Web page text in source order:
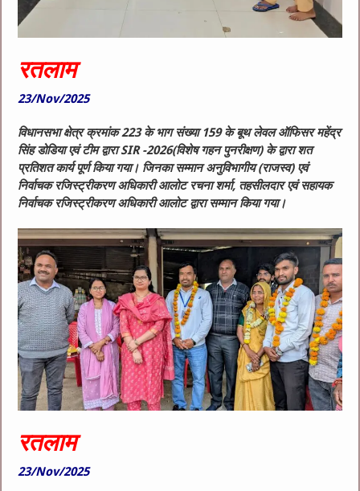
रतलाम
23/Nov/2025
विधानसभा क्षेत्र क्रमांक 223 के भाग संख्या 159 के बूथ लेवल ऑफिसर महेंद्र
सिंह डोडिया एवं टीम द्वारा SIR -2026(विशेष गहन पुनरीक्षण) के द्वारा शत
प्रतिशत कार्य पूर्ण किया गया। जिनका सम्मान अनुविभागीय (राजस्व) एवं
निर्वाचक रजिस्ट्रीकरण अधिकारी आलोट रचना शर्मा, तहसीलदार एवं सहायक
निर्वाचक रजिस्ट्रीकरण अधिकारी आलोट द्वारा सम्मान किया गया।
रतलाम
23/Nov/2025